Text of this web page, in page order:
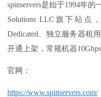
spinservers是始于1994年
Solutions LLC旗下站点
Dedicated、独立服务器租
开通上架，常规机器
官网：
https://www.spinservers.com/